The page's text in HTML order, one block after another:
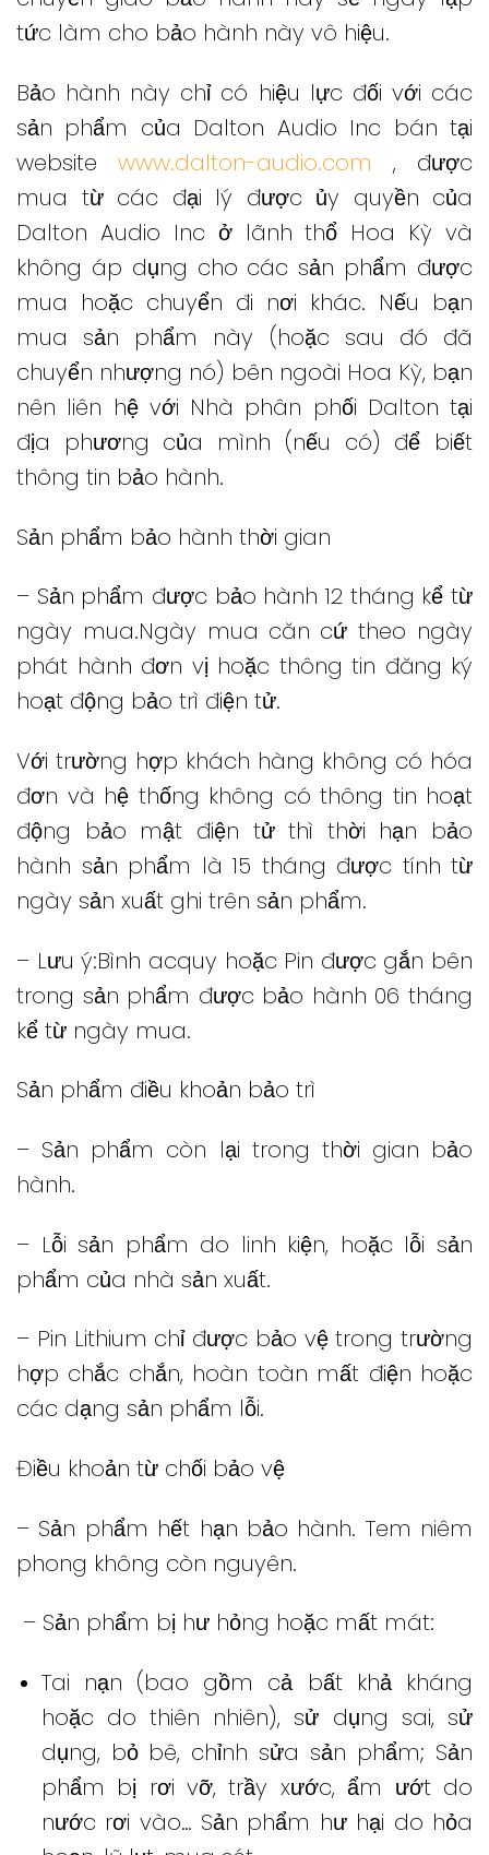
tức làm cho bảo hành này vô hiệu.
Bảo hành này chỉ có hiệu lực đối với các
sản phẩm của Dalton Audio Inc bán tại
website www.dalton-audio.com , được
mua từ các đại lý được ủy quyền của
Dalton Audio Inc ở lãnh thổ Hoa Kỳ và
không áp dụng cho các sản phẩm được
mua hoặc chuyển đi nơi khác. Nếu bạn
mua sản phẩm này (hoặc sau đó đã
chuyển nhượng nó) bên ngoài Hoa Kỳ, bạn
nên liên hệ với Nhà phân phối Dalton tại
địa phương của mình (nếu có) để biết
thông tin bảo hành.
Sản phẩm bảo hành thời gian
– Sản phẩm được bảo hành 12 tháng kể từ
ngày mua.Ngày mua căn cứ theo ngày
phát hành đơn vị hoặc thông tin đăng ký
hoạt động bảo trì điện tử.
Với trường hợp khách hàng không có hóa
đơn và hệ thống không có thông tin hoạt
động bảo mật điện tử thì thời hạn bảo
hành sản phẩm là 15 tháng được tính từ
ngày sản xuất ghi trên sản phẩm.
– Lưu ý:Bình acquy hoặc Pin được gắn bên
trong sản phẩm được bảo hành 06 tháng
kể từ ngày mua.
Sản phẩm điều khoản bảo trì
– Sản phẩm còn lại trong thời gian bảo
hành.
– Lỗi sản phẩm do linh kiện, hoặc lỗi sản
phẩm của nhà sản xuất.
– Pin Lithium chỉ được bảo vệ trong trường
hợp chắc chắn, hoàn toàn mất điện hoặc
các dạng sản phẩm lỗi.
Điều khoản từ chối bảo vệ
– Sản phẩm hết hạn bảo hành. Tem niêm
phong không còn nguyên.
– Sản phẩm bị hư hỏng hoặc mất mát:
Tai nạn (bao gồm cả bất khả kháng
hoặc do thiên nhiên), sử dụng sai, sử
dụng, bỏ bê, chỉnh sửa sản phẩm; Sản
phẩm bị rơi vỡ, trầy xước, ẩm ướt do
nước rơi vào… Sản phẩm hư hại do hỏa